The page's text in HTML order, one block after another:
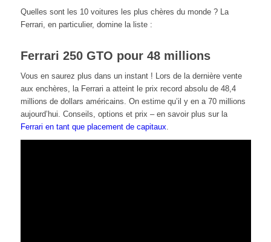
Quelles sont les 10 voitures les plus chères du monde ? La
Ferrari, en particulier, domine la liste :
Ferrari 250 GTO pour 48 millions
Vous en saurez plus dans un instant ! Lors de la dernière vente
aux enchères, la Ferrari a atteint le prix record absolu de 48,4
millions de dollars américains. On estime qu’il y en a 70 millions
aujourd’hui. Conseils, options et prix – en savoir plus sur la
Ferrari en tant que placement de capitaux